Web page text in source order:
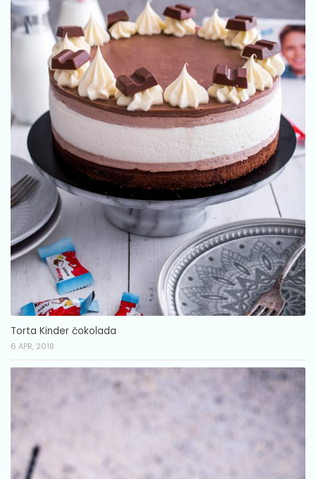
Torta Kinder čokolada
6 APR, 2018